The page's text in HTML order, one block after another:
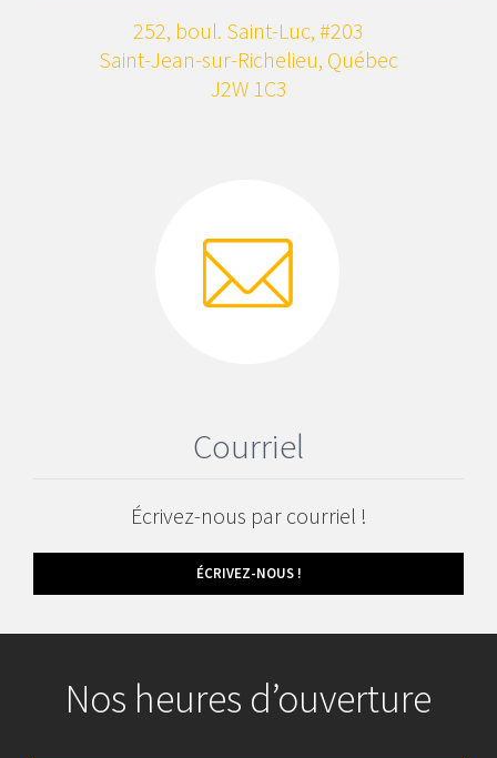
252, boul. Saint-Luc, #203
Saint-Jean-sur-Richelieu, Québec
J2W 1C3
Courriel
Écrivez-nous par courriel !
ÉCRIVEZ-NOUS !
Nos heures d’ouverture